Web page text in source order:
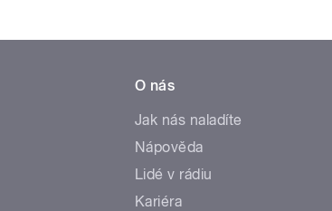
O nás
Jak nás naladíte
Nápověda
Lidé v rádiu
Kariéra